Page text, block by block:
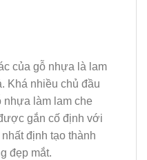
của gỗ nhựa là lam
Khá nhiều chủ đầu
làm lam che
gắn cố định với
định tạo thành
đẹp mắt.